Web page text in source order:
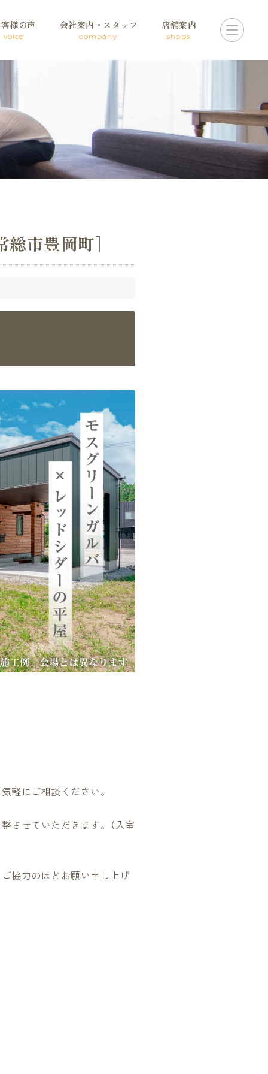
様の声
voice
会社案内・スタッフ
company
店舗案内
shops
市豊岡町］
軽にご相談ください。
させていただきます。（入室
協力のほどお願い申し上げ